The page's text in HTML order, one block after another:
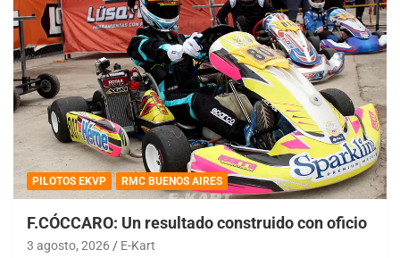
PILOTOS EKVP RMC BUENOS AIRES
F.CÓCCARO: Un resultado construido con oficio
3 agosto, 2026 E-Kart